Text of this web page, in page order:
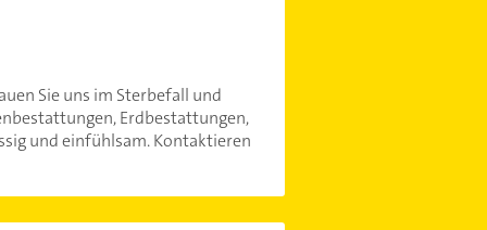
Sie uns im Sterbefall und
Erdbestattungen,
und einfühlsam. Kontaktieren